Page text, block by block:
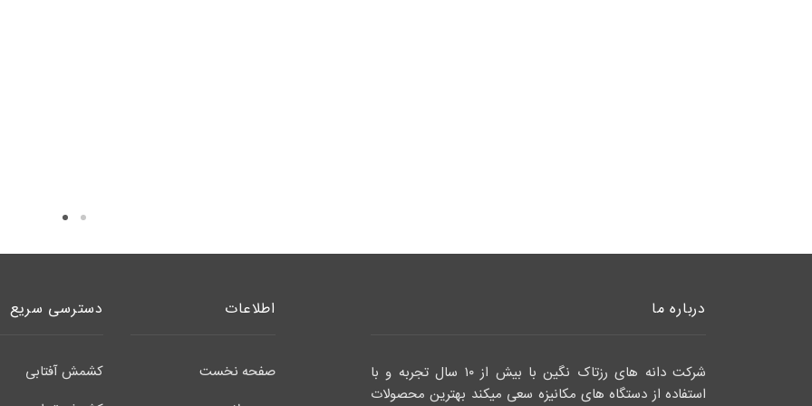
درباره ما
شرکت دانه های رزتاک نگین با بیش از ۱۰ سال تجربه و با
استفاده از دستگاه های مکانیزه سعی میکند بهترین محصولات
اطلاعات
صفحه نخست
دسترسی سریع
کشمش آفتابی